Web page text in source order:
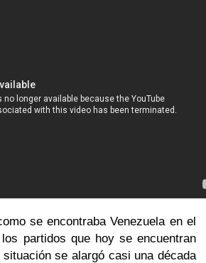
se encontraba Venezuela en el
partidos que hoy se encuentran
se alargó casi una década